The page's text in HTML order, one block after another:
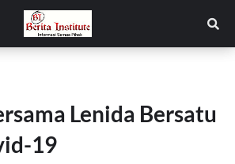
Lenida Bersatu
19